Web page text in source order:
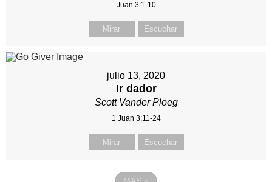
Juan 3:1-10
Mirar Escuchar
julio 13, 2020
Ir dador
Scott Vander Ploeg
1 Juan 3:11-24
Mirar Escuchar